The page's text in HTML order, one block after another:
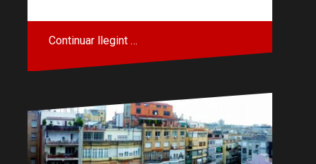
Continuar llegint …